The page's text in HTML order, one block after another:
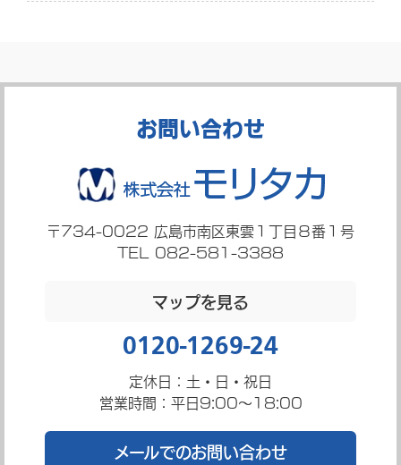
お問い合わせ
〒734-0022 広島市南区東雲１丁目８番１号
TEL 082-581-3388
マップを見る
0120-1269-24
定休日：土・日・祝日
営業時間：平日9:00～18:00
メールでのお問い合わせ